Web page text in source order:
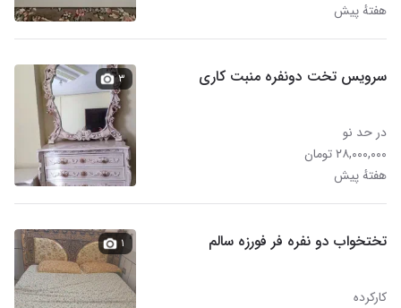
هفتهٔ پیش
سرویس تخت دونفره منبت کاری
در حد نو
۲۸,۰۰۰,۰۰۰ تومان
هفتهٔ پیش
۳
تختخواب دو نفره فر فورزه سالم
کارکرده
۱